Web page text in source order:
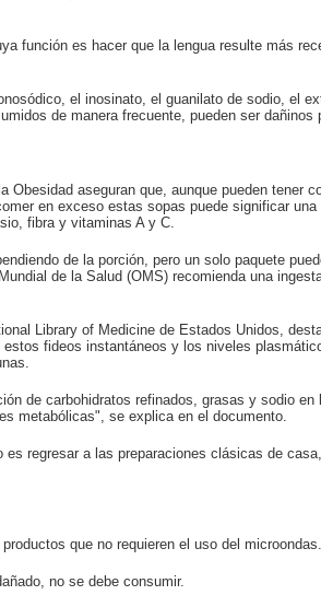
función es hacer que la lengua resulte más
el inosinato, el guanilato de sodio, el
de manera frecuente, pueden ser dañinos
Obesidad aseguran que, aunque pueden tener
en exceso estas sopas puede significar una
fibra y vitaminas A y C.
de la porción, pero un solo paquete
de la Salud (OMS) recomienda una
Library of Medicine de Estados Unidos,
fideos instantáneos y los niveles
de carbohidratos refinados, grasas y sodio en
metabólicas", se explica en el documento.
regresar a las preparaciones clásicas de
que no requieren el uso del microondas.
no se debe consumir.